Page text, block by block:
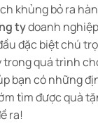
khủng bỏ ra
tydoanh
đặc biệt chú
trong quá trình
bạn có những
tìm được quà
ra!